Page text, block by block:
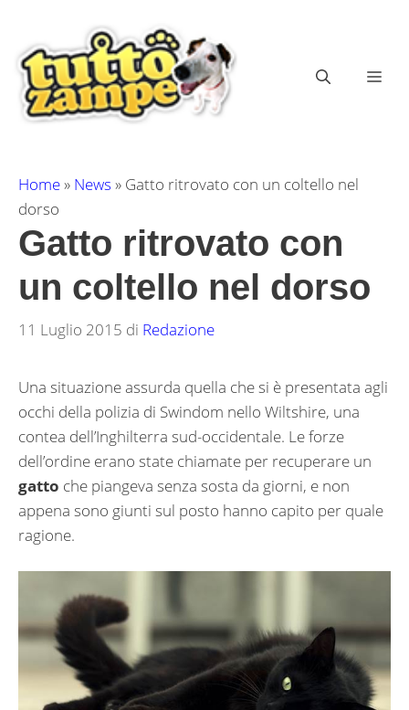
contenuto
Home» News » Gatto ritrovato con un coltello nel
dorso
Gatto ritrovato con
un coltello nel dorso
11 Luglio 2015 di Redazione
Una situazione assurda quella che si è presentata agli
occhi della polizia di Swindom nello Wiltshire, una
contea dell’Inghilterra sud-occidentale. Le forze
dell’ordine erano state chiamate per recuperare un
gatto che piangeva senza sosta da giorni, e non
appena sono giunti sul posto hanno capito per quale
ragione.